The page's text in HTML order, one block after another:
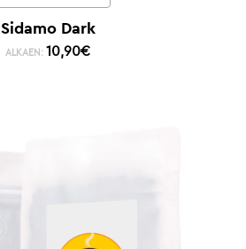
Sidamo Dark
ALKAEN: 10,90€